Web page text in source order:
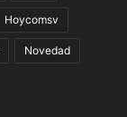
Hoycomsv
Novedad